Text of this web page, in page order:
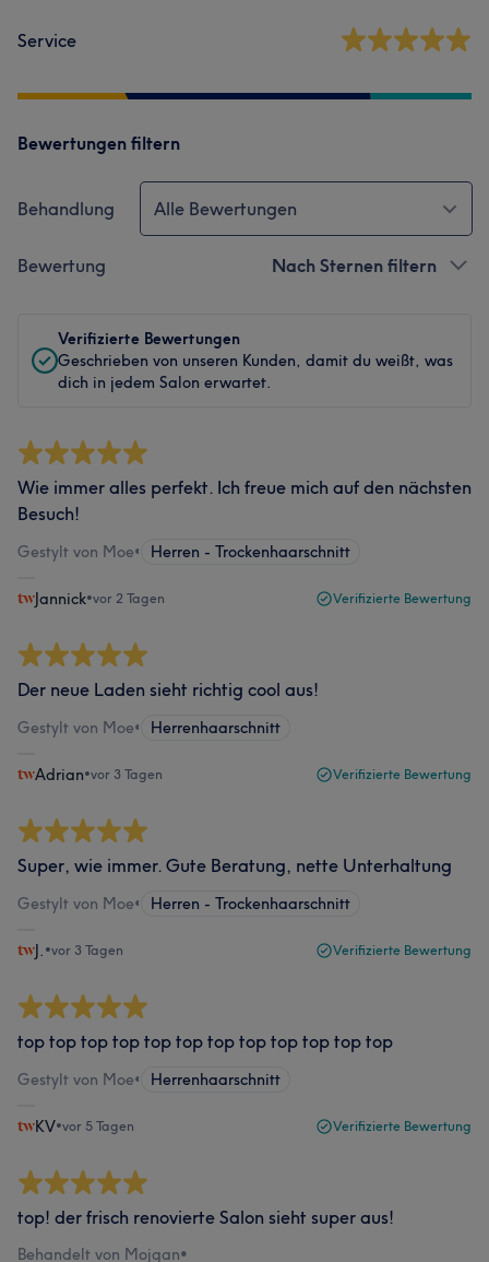
Service
Bewertungen filtern
Behandlung Alle Bewertungen
Bewertung Nach Sternen filtern
Verifizierte Bewertungen
Geschrieben von unseren Kunden, damit du weißt, was
dich in jedem Salon erwartet.
Wie immer alles perfekt. Ich freue mich auf den nächsten
Besuch!
Gestylt von Moe• Herren - Trockenhaarschnitt
Jannick•vor 2 Tagen Verifizierte Bewertung
Der neue Laden sieht richtig cool aus!
Gestylt von Moe• Herrenhaarschnitt
Adrian•vor 3 Tagen Verifizierte Bewertung
Super, wie immer. Gute Beratung, nette Unterhaltung
Gestylt von Moe• Herren - Trockenhaarschnitt
J. •vor 3 Tagen Verifizierte Bewertung
top top top top top top top top top top top top
Gestylt von Moe• Herrenhaarschnitt
KV•vor 5 Tagen Verifizierte Bewertung
top! der frisch renovierte Salon sieht super aus!
Behandelt von Mojgan•